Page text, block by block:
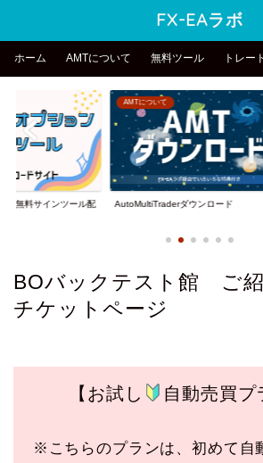
FX-EAラボ
ホーム AMTについて 無料ツール トレー
ン無料サインツール配
AMTについて
AutoMultiTraderダウンロード
BOバックテスト館 ご紹
チケットページ
【お試し 自動売買プ
※こちらのプランは、初めて自